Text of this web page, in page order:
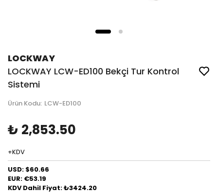
LOCKWAY
LOCKWAY LCW-ED100 Bekçi Tur Kontrol
Sistemi
Ürün Kodu: LCW-ED100
₺ 2,853.50
+KDV
USD: $60.66
EUR: €53.19
KDV Dahil Fiyat: ₺3424.20